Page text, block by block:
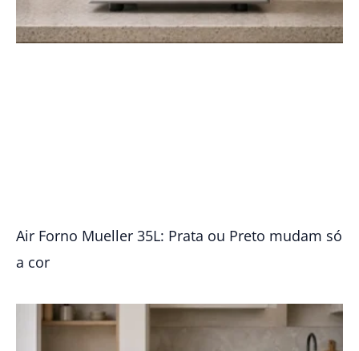
Air Forno Mueller 35L: Prata ou Preto mudam só
a cor